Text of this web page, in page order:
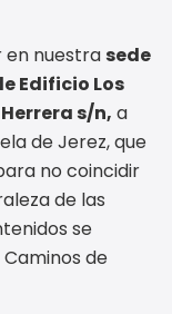
en nuestra sede
Edificio Los
s/n, a
de Jerez, que
no coincidir
de las
se
de